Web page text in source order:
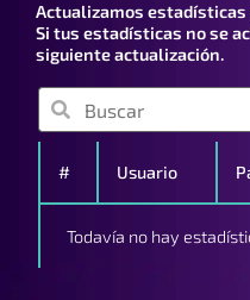
Actualizamos estadísticas
Si tus estadísticas no se
siguiente actualización.
# Usuario
Todavía no hay